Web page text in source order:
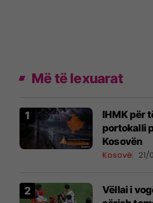
Më të lexuarat
​IHMK për
portokalli
Kosovën
Kosovë 21/
Vëllai i